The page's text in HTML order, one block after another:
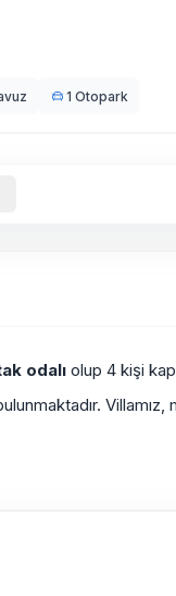
1 Otopark
odalı olup 4 kişi